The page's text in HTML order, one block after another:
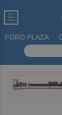
FORO PLAZA